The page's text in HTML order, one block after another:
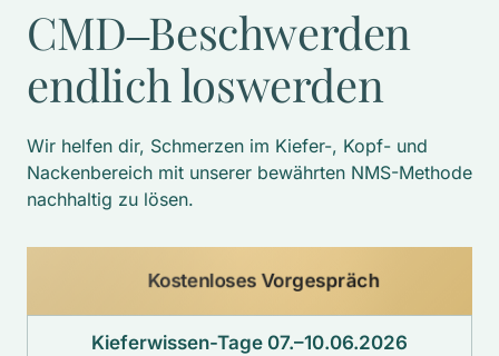
CMD‒
endlich loswerden
Wir helfen dir, Schmerzen im Kiefer-, Kopf- und
Nackenbereich mit unserer bewährten NMS-Methode
nachhaltig zu lösen.
Kostenloses Vorgespräch
Kieferwissen-Tage 07.–10.06.2026